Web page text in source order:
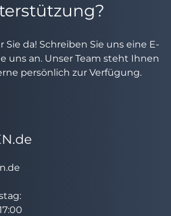
Sie da! Schreiben Sie uns eine E-
uns an. Unser Team steht Ihnen
persönlich zur Verfügung.